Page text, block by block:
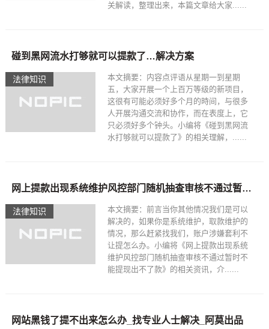
关解读，整理出来，本篇文章给大家......
法律知识
碰到黑网流水打够就可以提款了…解决方案
本文摘要：内容点评语从星期一到星期
五，大家开展一个上百万等级的新项目，
这很有可能必须好多个月的時间，与很多
人开展沟通交流和协作，而在表度上，它
只必须好多个钟头。小编将《碰到黑网流
水打够就可以提款了》的相关理解，......
法律知识
网上提款出现系统维护风控部门随机抽查审核不通过暂时不能提现出不了款~非常好的出黑大师
本文摘要：前言当你其他情况我们是可以
解决的，如果你是系统维护，取款维护的
情况，那么赶紧找我们，账户涉嫌套利不
让提怎么办。小编将《网上提款出现系统
维护风控部门随机抽查审核不通过暂时不
能提现出不了款》的相关资讯，介......
网站黑钱了提不出来怎么办_找专业人士解决_阿莫出品